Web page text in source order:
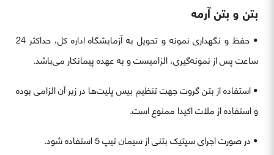
بتن و بتن آرمه
• حفظ و نگهداری نمونه و تحویل به آزمایشگاه اداره کل، حداکثر 24
ساعت پس از نمونه‌گیری، الزامیست و به عهده پیمانکار می‌باشد.
• استفاده از بتن گروت جهت تنظیم بیس پلیت‌ها در زیر آن الزامی بوده
و استفاده از ملات اکیدا ممنوع است.
• در صورت اجرای سپتیک بتنی از سیمان تیپ 5 استفاده شود.